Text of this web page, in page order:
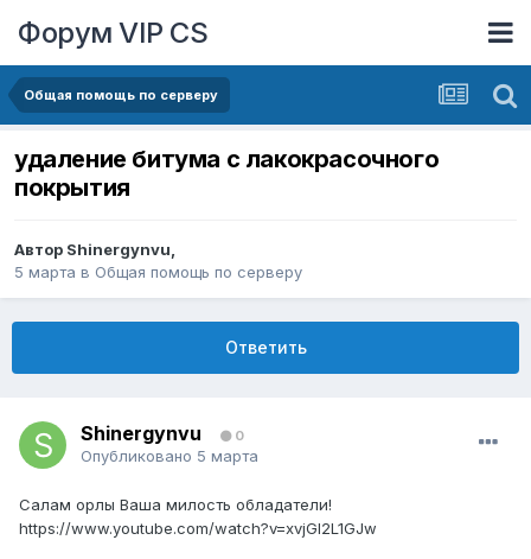
Форум VIP CS
Общая помощь по серверу
удаление битума с лакокрасочного
покрытия
Автор Shinergynvu,
5 марта в Общая помощь по серверу
Ответить
Shinergynvu 0
Опубликовано 5 марта
Салам орлы Ваша милость обладатели!
https://www.youtube.com/watch?v=xvjGl2L1GJw